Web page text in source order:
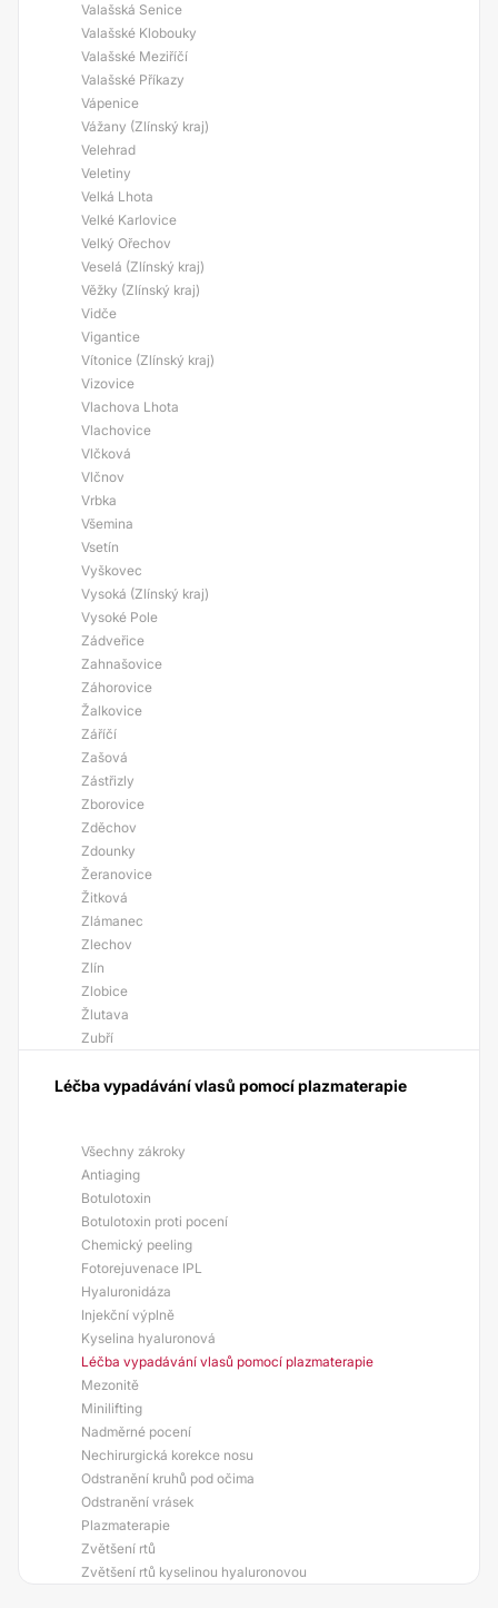
Valašská Senice
Valašské Klobouky
Valašské Meziříčí
Valašské Příkazy
Vápenice
Vážany (Zlínský kraj)
Velehrad
Veletiny
Velká Lhota
Velké Karlovice
Velký Ořechov
Veselá (Zlínský kraj)
Věžky (Zlínský kraj)
Vidče
Vigantice
Vítonice (Zlínský kraj)
Vizovice
Vlachova Lhota
Vlachovice
Vlčková
Vlčnov
Vrbka
Všemina
Vsetín
Vyškovec
Vysoká (Zlínský kraj)
Vysoké Pole
Zádveřice
Zahnašovice
Záhorovice
Žalkovice
Záříčí
Zašová
Zástřizly
Zborovice
Zděchov
Zdounky
Žeranovice
Žitková
Zlámanec
Zlechov
Zlín
Zlobice
Žlutava
Zubří
Léčba vypadávání vlasů pomocí plazmaterapie
Všechny zákroky
Antiaging
Botulotoxin
Botulotoxin proti pocení
Chemický peeling
Fotorejuvenace IPL
Hyaluronidáza
Injekční výplně
Kyselina hyaluronová
Léčba vypadávání vlasů pomocí plazmaterapie
Mezonitě
Minilifting
Nadměrné pocení
Nechirurgická korekce nosu
Odstranění kruhů pod očima
Odstranění vrásek
Plazmaterapie
Zvětšení rtů
Zvětšení rtů kyselinou hyaluronovou